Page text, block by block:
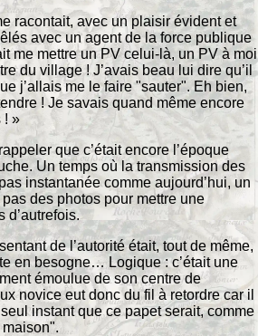
racontait, avec un plaisir évident et
avec un agent de la force publique
me mettre un PV celui-là, un PV à moi
du village ! J’avais beau lui dire qu’il
j’allais me le faire "sauter". Eh bien,
! Je savais quand même encore
! »
que c’était encore l’époque
Un temps où la transmission des
instantanée comme aujourd’hui, un
des photos pour mettre une
d’autrefois.
de l’autorité était, tout de même,
en besogne… Logique : c’était une
émoulue de son centre de
novice eut donc du fil à retordre car il
instant que ce papet serait, comme